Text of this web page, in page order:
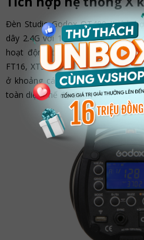
Đèn Studio Godox QT400 II tích
dây 2.4G với 16 nhóm và 32 kênh
hoạt động của đèn hiệu quả.
FT16, XT32 hoặc X1 tùy chọn cho
ở khoảng cách lên đến 164 inch.
toàn diện chế độ đồng bộ hóa tốc